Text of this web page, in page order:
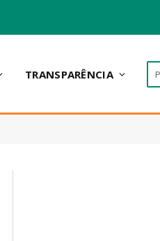
TRANSPARÊNCIA